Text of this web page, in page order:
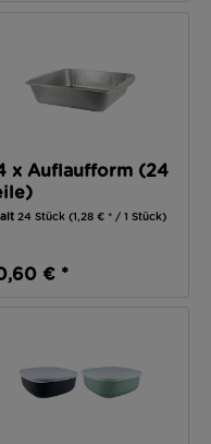
x Auflaufform (24
24 Stück(1,28 € * / 1 Stück)
€ *